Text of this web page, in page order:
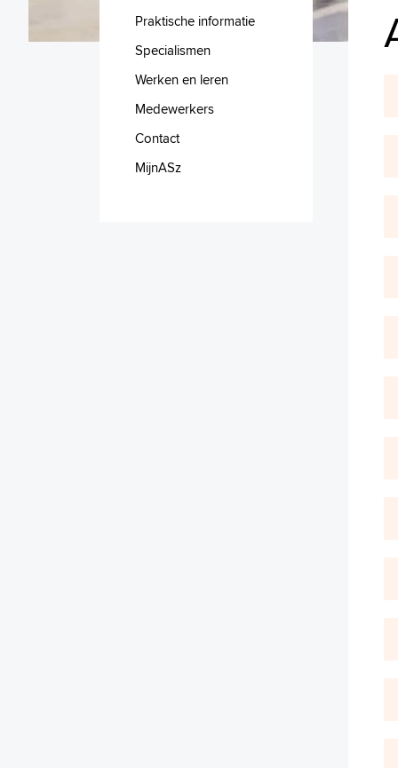
Praktische informatie
Specialismen
Werken en leren
Medewerkers
Contact
MijnASz